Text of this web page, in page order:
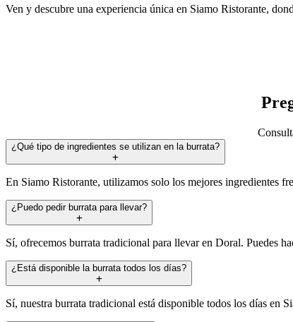
Ven y descubre una experiencia única en Siamo Ristorante,
¿Qué tipo de ingredientes se utilizan en la burrata?
En Siamo Ristorante, utilizamos solo los mejores ingredientes
¿Puedo pedir burrata para llevar?
Sí, ofrecemos burrata tradicional para llevar en Doral. Puedes
¿Está disponible la burrata todos los días?
Sí, nuestra burrata tradicional está disponible todos los días en